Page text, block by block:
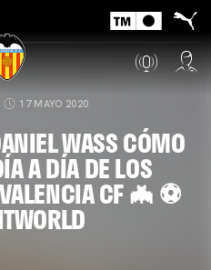
17 MAYO 2020
WASS CÓMO
A DÍA DE LOS
CF 🦇 ⚽️